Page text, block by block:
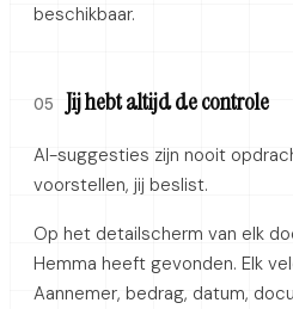
beschikbaar.
05 Jij hebt altijd de controle
AI-suggesties zijn nooit
voorstellen, jij beslist.
Op het detailscherm van elk
Hemma heeft gevonden. Elk
Aannemer, bedrag, datum,